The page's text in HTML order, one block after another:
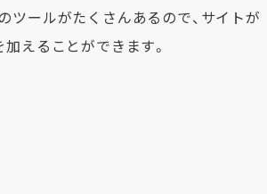
ツールがたくさんあるので、サイトが
えることができます。